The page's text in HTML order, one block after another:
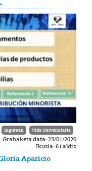
Inguruan Vida Universitaria
Grabaketa data: 23/01/2020
Ikusia: 61 aldiz
Aparicio